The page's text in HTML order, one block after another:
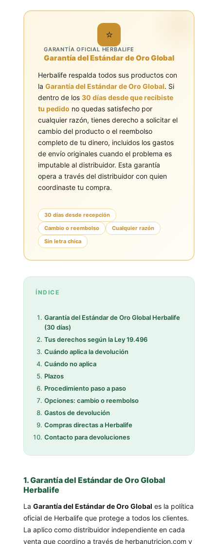
⭐
GARANTÍA OFICIAL HERBALIFE
Garantía del Estándar de Oro Global
Herbalife respalda todos sus productos con
la Garantía del Estándar de Oro Global. Si
dentro de los 30 días desde que recibiste
tu pedido no quedas satisfecho por
cualquier razón, tienes derecho a solicitar el
cambio del producto o el reembolso
completo de tu dinero, incluidos los gastos
de envío originales cuando el problema es
imputable al distribuidor. Esta garantía
opera a través del distribuidor con quien
coordinaste tu compra.
30 días desde recepción
Cambio o reembolso
Cualquier razón
Sin letra chica
ÍNDICE
Garantía del Estándar de Oro Global Herbalife
(30 días)
Tus derechos según la Ley 19.496
Cuándo aplica la devolución
Cuándo no aplica
Plazos
Procedimiento paso a paso
Opciones: cambio o reembolso
Gastos de devolución
Compras directas a Herbalife
Contacto para devoluciones
1. Garantía del Estándar de Oro Global
Herbalife
La Garantía del Estándar de Oro Global es la política
oficial de Herbalife que protege a todos los clientes.
La aplico como distribuidor independiente en cada
venta que coordino a través de herbanutricion.com y